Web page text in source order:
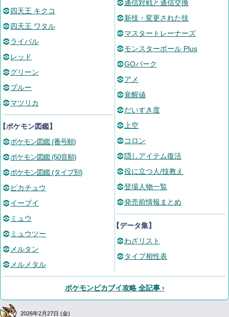
四天王 キクコ
四天王 ワタル
ライバル
レッド
グリーン
ブルー
マツリカ
ポケモン図鑑】
ポケモン図鑑 (番号順)
ポケモン図鑑 (50音順)
ポケモン図鑑 (タイプ別)
ピカチュウ
イーブイ
ミュウ
ミュウツー
メルタン
メルメタル
通信対戦と通信交換
新技・変更された技
マスタートレーナーズ
モンスターボール Plus
GOパーク
アメ
覚醒値
だいすき度
上空
コロン
隠しアイテム復活
役に立つ人/技教え
登場人物一覧
発売前情報まとめ
【データ集】
わざリスト
タイプ相性表
ポケモンピカブイ攻略 全記事 ›
2026年2月27日 (金)